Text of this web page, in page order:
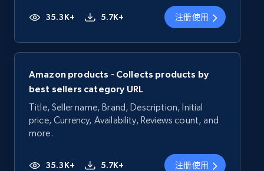
35.3K+ 5.7K+ 注册使用
Amazon products - Collects products by
best sellers category URL
Title, Seller name, Brand, Description, Initial
price, Currency, Availability, Reviews count, and
more.
35.3K+ 5.7K+ 注册使用